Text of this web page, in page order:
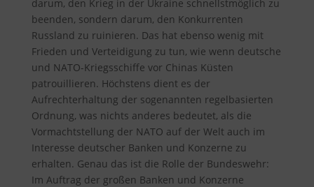
darum, den Krieg in der Ukraine schnellstmöglich zu
beenden, sondern darum, den Konkurrenten
Russland zu ruinieren. Das hat ebenso wenig mit
Frieden und Verteidigung zu tun, wie wenn deutsche
und NATO-Kriegsschiffe vor Chinas Küsten
patrouillieren. Höchstens dient es der
Aufrechterhaltung der sogenannten regelbasierten
Ordnung, was nichts anderes bedeutet, als die
Vormachtstellung der NATO auf der Welt auch im
Interesse deutscher Banken und Konzerne zu
erhalten. Genau das ist die Rolle der Bundeswehr:
Im Auftrag der großen Banken und Konzerne